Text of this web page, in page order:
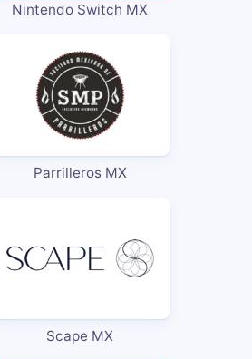
Nintendo Switch MX
Parrilleros MX
Scape MX